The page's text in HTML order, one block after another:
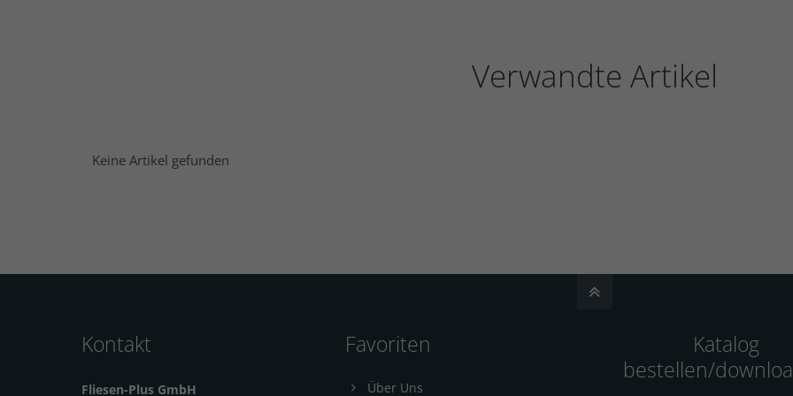
Verwandte Artikel
Keine Artikel gefunden
Kontakt
Fliesen-Plus GmbH
Favoriten
Über Uns
Katalog
bestellen/